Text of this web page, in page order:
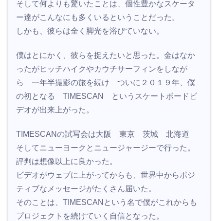
そして何よりも驚いたことは、個性豊かなスケータ
ー達がこんなにも多くいるということだった。
しかも、彼らは全く脚光を浴びていない。
僕はとにかく、彼らを捉えたいと思った。金はなか
ったがヒッチハイクやカウチサーフィンをしなが
ら 一年半撮影の旅を続け ついに２０１９年、僕
の初となる TIMESCAN というスケートボードビ
デオが出来上がった。
TIMESCANの試写会は大阪 東京 茨城 北海道
そしてニューヨークとニュージャージーで行った。
評判は想像以上に良かった。
ビデオがウェブに上がってからも、世界中からポジ
ティブなメッセージがたくさん届いた。
そのことは、TIMESCANという名で僕がこれからも
プロジェクトを続けていく自信となった。